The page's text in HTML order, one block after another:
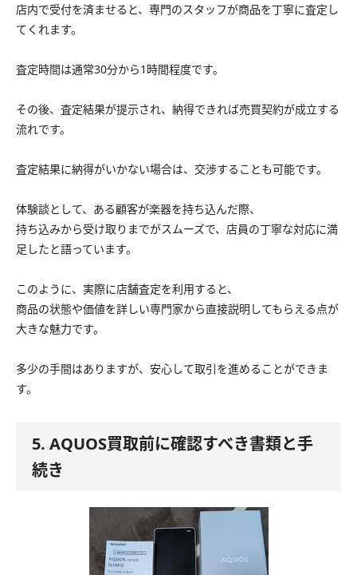
店内で受付を済ませると、専門のスタッフが商品を丁寧に査定し
てくれます。
査定時間は通常30分から1時間程度です。
その後、査定結果が提示され、納得できれば売買契約が成立する
流れです。
査定結果に納得がいかない場合は、交渉することも可能です。
体験談として、ある顧客が楽器を持ち込んだ際、
持ち込みから受け取りまでがスムーズで、店員の丁寧な対応に満
足したと語っています。
このように、実際に店舗査定を利用すると、
商品の状態や価値を詳しい専門家から直接説明してもらえる点が
大きな魅力です。
多少の手間はありますが、安心して取引を進めることができま
す。
5. AQUOS買取前に確認すべき書類と手
続き